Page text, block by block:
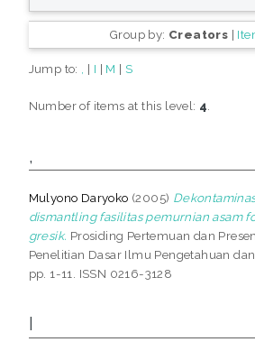
Group by: Creators |
Jump to: | I | M | S
Number of items at this level: 4
,
Mulyono Daryoko (2005)
dismantling fasilitas pemurnian asam
gresik. Prosiding Pertemuan dan
Penelitian Dasar Ilmu Pengetahuan
pp. 1-11. ISSN 0216-3128
I